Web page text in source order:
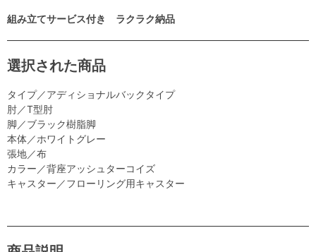
組み立てサービス付き ラクラク納品
選択された商品
タイプ／アディショナルバックタイプ
肘／T型肘
脚／ブラック樹脂脚
本体／ホワイトグレー
張地／布
カラー／背座アッシュターコイズ
キャスター／フローリング用キャスター